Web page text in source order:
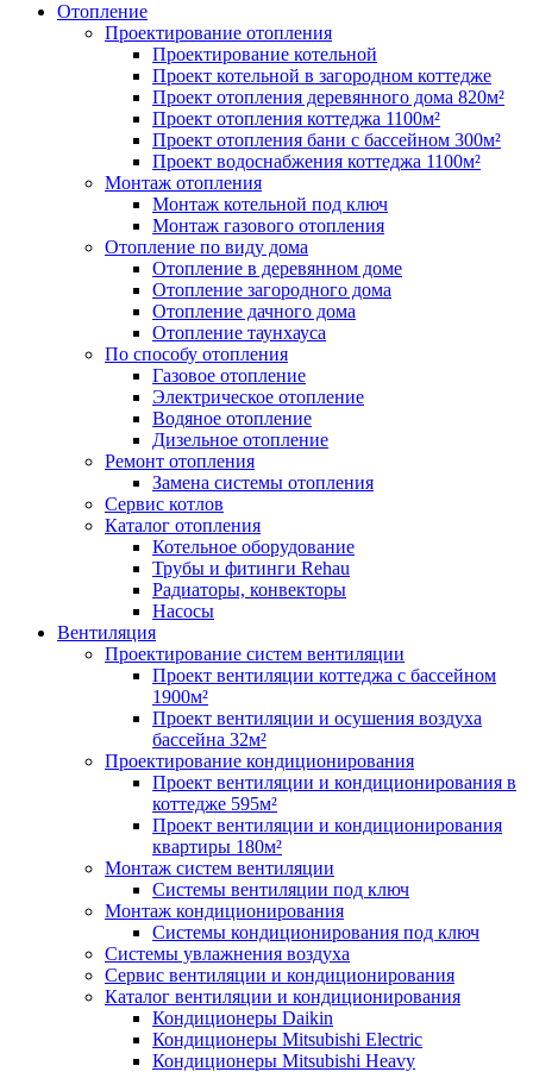
Отопление
Проектирование отопления
Проектирование котельной
Проект котельной в загородном коттедже
Проект отопления деревянного дома 820м²
Проект отопления коттеджа 1100м²
Проект отопления бани с бассейном 300м²
Проект водоснабжения коттеджа 1100м²
Монтаж отопления
Монтаж котельной под ключ
Монтаж газового отопления
Отопление по виду дома
Отопление в деревянном доме
Отопление загородного дома
Отопление дачного дома
Отопление таунхауса
По способу отопления
Газовое отопление
Электрическое отопление
Водяное отопление
Дизельное отопление
Ремонт отопления
Замена системы отопления
Сервис котлов
Каталог отопления
Котельное оборудование
Трубы и фитинги Rehau
Радиаторы, конвекторы
Насосы
Вентиляция
Проектирование систем вентиляции
Проект вентиляции коттеджа с бассейном
1900м²
Проект вентиляции и осушения воздуха
бассейна 32м²
Проектирование кондиционирования
Проект вентиляции и кондиционирования в
коттедже 595м²
Проект вентиляции и кондиционирования
квартиры 180м²
Монтаж систем вентиляции
Системы вентиляции под ключ
Монтаж кондиционирования
Системы кондиционирования под ключ
Системы увлажнения воздуха
Сервис вентиляции и кондиционирования
Каталог вентиляции и кондиционирования
Кондиционеры Daikin
Кондиционеры Mitsubishi Electric
Кондиционеры Mitsubishi Heavy